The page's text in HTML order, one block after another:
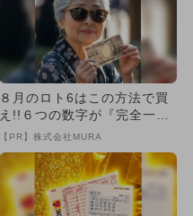
８月のロト6はこの方法で買
え!!６つの数字が『完全一
致』する方法
【PR】株式会社MURA